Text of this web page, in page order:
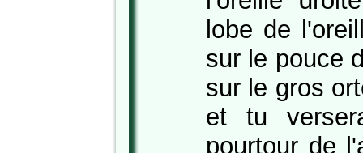
lobe de
sur le pouce
sur le gros
et tu
pourtour de